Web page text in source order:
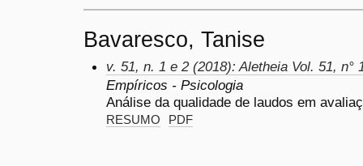
Bavaresco, Tanise
v. 51, n. 1 e 2 (2018): Aletheia Vol. 51, n°
Empíricos - Psicologia
Análise da qualidade de laudos em
RESUMO PDF